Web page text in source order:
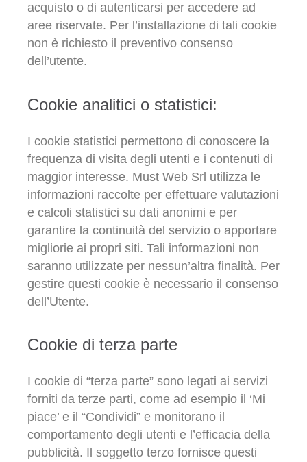
acquisto o di autenticarsi per accedere ad
aree riservate. Per l’installazione di tali cookie
non è richiesto il preventivo consenso
dell’utente.
Cookie analitici o statistici:
I cookie statistici permettono di conoscere la
frequenza di visita degli utenti e i contenuti di
maggior interesse. Must Web Srl utilizza le
informazioni raccolte per effettuare valutazioni
e calcoli statistici su dati anonimi e per
garantire la continuità del servizio o apportare
migliorie ai propri siti. Tali informazioni non
saranno utilizzate per nessun’altra finalità. Per
gestire questi cookie è necessario il consenso
dell’Utente.
Cookie di terza parte
I cookie di “terza parte” sono legati ai servizi
forniti da terze parti, come ad esempio il ‘Mi
piace’ e il “Condividi” e monitorano il
comportamento degli utenti e l’efficacia della
pubblicità. Il soggetto terzo fornisce questi